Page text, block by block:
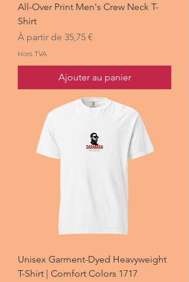
All-Over Print Men's Crew Neck T-
Shirt
À partir de 35,75 €
Prix promotionnel
Hors TVA
Ajouter au panier
Unisex Garment-Dyed Heavyweight
T-Shirt | Comfort Colors 1717